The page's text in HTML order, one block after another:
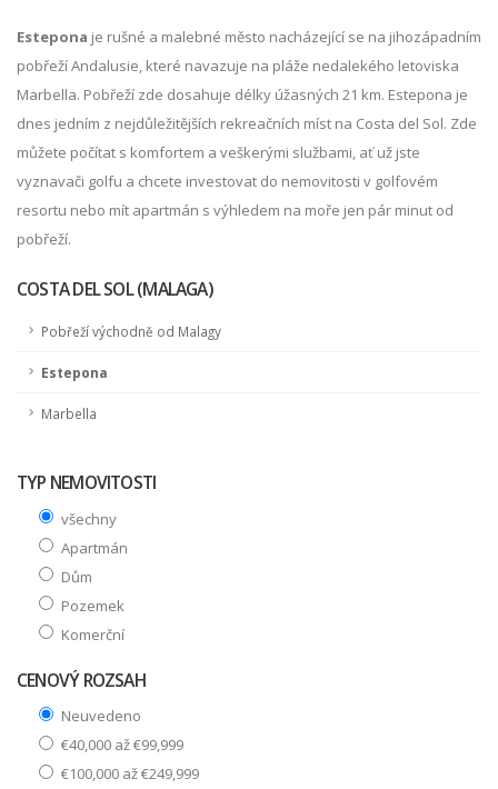
COSTA DEL SOL (MALAGA)
Pobřeží východně od Malagy
Estepona
Marbella
TYP NEMOVITOSTI
všechny
Apartmán
Dům
Pozemek
Komerční
CENOVÝ ROZSAH
Neuvedeno
€40,000 až €99,999
€100,000 až €249,999
Estepona je rušné a malebné město nacházející se na jihozápadním
pobřeží Andalusie, které navazuje na pláže nedalekého letoviska
Marbella. Pobřeží zde dosahuje délky úžasných 21 km. Estepona je
dnes jedním z nejdůležitějších rekreačních míst na Costa del Sol. Zde
můžete počítat s komfortem a veškerými službami, ať už jste
vyznavači golfu a chcete investovat do nemovitosti v golfovém
resortu nebo mít apartmán s výhledem na moře jen pár minut od
pobřeží.